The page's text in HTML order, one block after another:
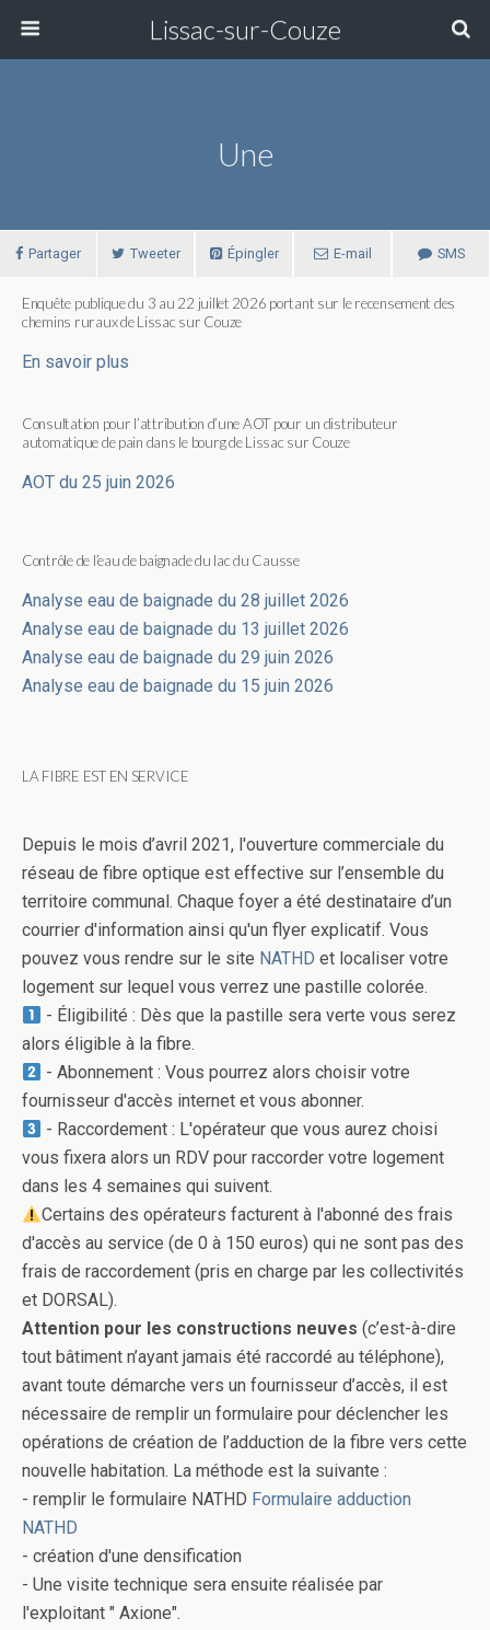
Lissac-sur-Couze
Une
Partager Tweeter Épingler E-mail SMS
Enquête publique du 3 au 22 juillet 2026 portant sur le recensement des
chemins ruraux de Lissac sur Couze
En savoir plus
Consultation pour l’attribution d’une AOT pour un distributeur
automatique de pain dans le bourg de Lissac sur Couze
AOT du 25 juin 2026
Contrôle de l’eau de baignade du lac du Causse
Analyse eau de baignade du 28 juillet 2026
Analyse eau de baignade du 13 juillet 2026
Analyse eau de baignade du 29 juin 2026
Analyse eau de baignade du 15 juin 2026
LA FIBRE EST EN SERVICE
Depuis le mois d’avril 2021, l'ouverture commerciale du
réseau de fibre optique est effective sur l’ensemble du
territoire communal. Chaque foyer a été destinataire d’un
courrier d'information ainsi qu'un flyer explicatif. Vous
pouvez vous rendre sur le site NATHD et localiser votre
logement sur lequel vous verrez une pastille colorée.
- Éligibilité : Dès que la pastille sera verte vous serez
alors éligible à la fibre.
- Abonnement : Vous pourrez alors choisir votre
fournisseur d'accès internet et vous abonner.
- Raccordement : L'opérateur que vous aurez choisi
vous fixera alors un RDV pour raccorder votre logement
dans les 4 semaines qui suivent.
Certains des opérateurs facturent à l'abonné des frais
d'accès au service (de 0 à 150 euros) qui ne sont pas des
frais de raccordement (pris en charge par les collectivités
et DORSAL).
Attention pour les constructions neuves (c’est-à-dire
tout bâtiment n’ayant jamais été raccordé au téléphone),
avant toute démarche vers un fournisseur d’accès, il est
nécessaire de remplir un formulaire pour déclencher les
opérations de création de l’adduction de la fibre vers cette
nouvelle habitation. La méthode est la suivante :
- remplir le formulaire NATHD Formulaire adduction
NATHD
- création d'une densification
- Une visite technique sera ensuite réalisée par
l'exploitant " Axione".